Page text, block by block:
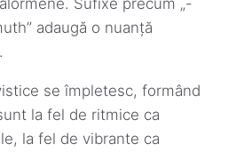
adaugă o nuanță
se împletesc, formând
la fel de ritmice ca
la fel de vibrante ca